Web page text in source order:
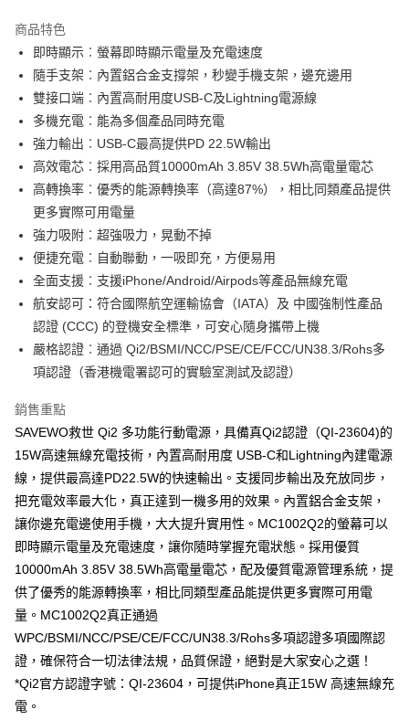
合作金庫商業銀行
華南商業銀行
彰化商業銀行
上海商業儲蓄銀行
台北富邦商業銀行
國泰世華商業銀行
兆豐國際商業銀行
臺灣中小企業銀行
台中商業銀行
匯豐（台灣）商業銀行
華泰商業銀行
聯邦商業銀行
遠東國際商業銀行
元大商業銀行
永豐商業銀行
玉山商業銀行
星展（台灣）商業銀行
台新國際商業銀行
台灣樂天信用卡公司
6 期 0 利率 每期
華南商業銀行
彰化商業銀行
上海商業儲蓄銀行
台北富邦商業銀行
國泰世華商業銀行
兆豐國際商業銀行
臺灣中小企業銀行
台中商業銀行
匯豐（台灣）商業銀行
華泰商業銀行
聯邦商業銀行
遠東國際商業銀行
元大商業銀行
永豐商業銀行
玉山商業銀行
台新國際商業銀行
台灣樂天信用卡公司
超商取貨付款
LINE Pay
街口支付
悠遊付
AFTEE先享後付
相關說明
【關於「AFTEE先享後付」】
AFTEE先享後付是「在收到商品之後才付款」的支付方式。 讓您購物簡單
便利好安心！
１．簡單：不需註冊會員、不需綁卡、不需儲值。
３．安心：先確認商品／服務後，再付款。
【「AFTEE先享後付」結帳流程】
１．於結帳方式選擇「AFTEE先享後付」後，將跳轉至「AFTEE先享後付」
２．訂單成立數日內，您將收到繳費通知簡訊。
３．收到繳費通知簡訊後14天內，點擊此簡訊中的連結，可透過四大超商／
ATM／網路銀行／等多元方式進行付款，方視為交易完成。
※ 請注意：結帳手續完成當下不需立刻繳費，但若您需要取消訂單，請聯絡
購買商品的店家。未經商家同意取消之訂單仍視為有效，需透過AFTEE先享
後付繳納相關費用。
是否繳費成功／繳費後需取消欲退款等相關疑問，請聯繫「AFTEE先享後付
客戶支援中心」https://netprotections.freshdesk.com/support/home
【注意事項】
１．透過由恩沛科技股份有限公司提供之「AFTEE先享後付」服務完成之交
易，需依本服務之必要範圍內提供個人資料，並將交易相關給付款項請求債
２．關於個人資料處理事宜，請瀏覽以下網址：
https://aftee.tw/terms/#terms3
３．未成年的使用者請事先徵得法定代理人或監護人之同意方可使用
「AFTEE先享後付」，若未經同意申辦者引起之損失，本公司不負相關責
任。
ATM付款
運送方式
全家取貨付款
每筆NT$150
7-11取貨付款
每筆NT$80，滿NT$1,500(含以上)免運費
每筆NT$80，滿NT$1,500(含以上)免運費
宅配本島
每筆NT$150，滿NT$2,000(含以上)免運費
每筆NT$320
商品特色
即時顯示︰螢幕即時顯示電量及充電速度
隨手支架︰內置鋁合金支撐架，秒變手機支架，邊充邊用
雙接口端︰內置高耐用度USB-C及Lightning電源線
多機充電︰能為多個產品同時充電
強力輸出︰USB-C最高提供PD 22.5W輸出
高效電芯︰採用高品質10000mAh 3.85V 38.5Wh高電量電芯
高轉換率︰優秀的能源轉換率（高達87%），相比同類產品提供
更多實際可用電量
強力吸附︰超強吸力，晃動不掉
便捷充電︰自動聯動，一吸即充，方便易用
全面支援︰支援iPhone/Android/Airpods等產品無線充電
航安認可：符合國際航空運輸協會（IATA）及 中國強制性產品
認證 (CCC) 的登機安全標準，可安心隨身攜帶上機
嚴格認證︰通過 Qi2/BSMI/NCC/PSE/CE/FCC/UN38.3/Rohs多
項認證（香港機電署認可的實驗室測試及認證）
銷售重點
SAVEWO救世 Qi2 多功能行動電源，具備真Qi2認證（QI-23604)的
15W高速無線充電技術，內置高耐用度 USB-C和Lightning內建電源
線，提供最高達PD22.5W的快速輸出。支援同步輸出及充放同步，
把充電效率最大化，真正達到一機多用的效果。內置鋁合金支架，
讓你邊充電邊使用手機，大大提升實用性。MC1002Q2的螢幕可以
即時顯示電量及充電速度，讓你隨時掌握充電狀態。採用優質
10000mAh 3.85V 38.5Wh高電量電芯，配及優質電源管理系統，提
供了優秀的能源轉換率，相比同類型產品能提供更多實際可用電
量。MC1002Q2真正通過
WPC/BSMI/NCC/PSE/CE/FCC/UN38.3/Rohs多項認證多項國際認
證，確保符合一切法律法規，品質保證，絕對是大家安心之選！
*Qi2官方認證字號：QI-23604，可提供iPhone真正15W 高速無線充
電。